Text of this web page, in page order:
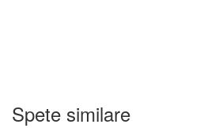
Spete similare